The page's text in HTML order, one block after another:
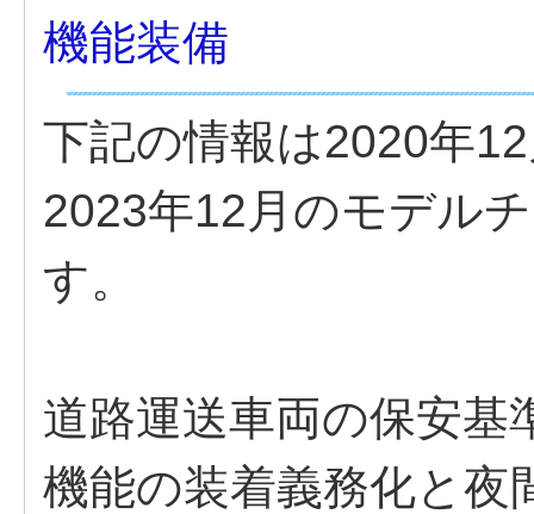
機能装備
下記の情報は2020年
2023年12月のモデル
す。
道路運送車両の保安基
機能の装着義務化と夜